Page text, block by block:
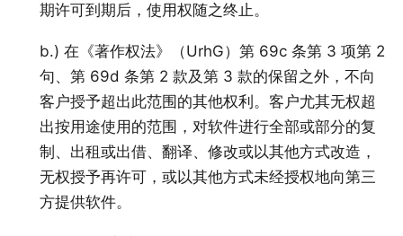
期许可到期后，使用权随之终止。
b.) 在《著作权法》（UrhG）第 69c 条第 3 项第 2
句、第 69d 条第 2 款及第 3 款的保留之外，不向
客户授予超出此范围的其他权利。客户尤其无权超
出按用途使用的范围，对软件进行全部或部分的复
制、出租或出借、翻译、修改或以其他方式改造，
无权授予再许可，或以其他方式未经授权地向第三
方提供软件。